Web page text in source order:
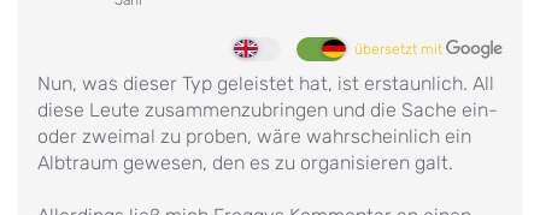
übersetzt mit
Nun, was dieser Typ geleistet hat, ist erstaunlich. All
diese Leute zusammenzubringen und die Sache ein-
oder zweimal zu proben, wäre wahrscheinlich ein
Albtraum gewesen, den es zu organisieren galt.